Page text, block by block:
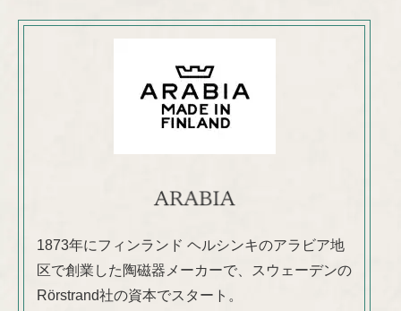
1873年にフィンランド ヘルシンキのアラビア地
区で創業した陶磁器メーカーで、スウェーデンの
Rörstrand社の資本でスタート。